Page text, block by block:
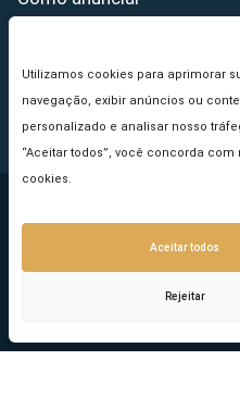
Utilizamos cookies para aprimorar
navegação, exibir anúncios ou
personalizado e analisar nosso
“Aceitar todos”, você concorda com
cookies.
Aceitar todos
Rejeitar
Princípios Editoriais
Copyright © 2026 -